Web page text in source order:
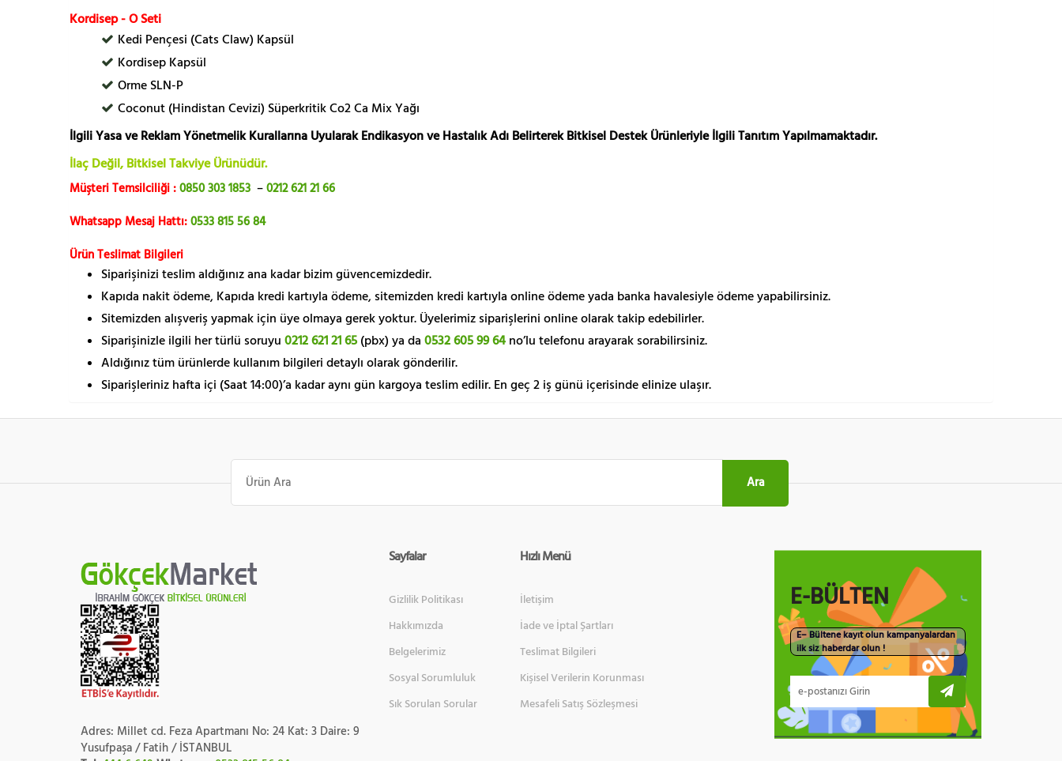
Kordisep - O Seti
Kedi Pençesi (Cats Claw) Kapsül
Kordisep Kapsül
Orme SLN-P
Coconut (Hindistan Cevizi) Süperkritik Co2 Ca Mix Yağı
İlgili Yasa ve Reklam Yönetmelik Kurallarına Uyularak Endikasyon ve Hastalık Adı Belirterek Bitkisel Destek Ürünleriyle İlgili Tanıtım Yapılmamaktadır.
İlaç Değil, Bitkisel Takviye Ürünüdür.
Müşteri Temsilciliği :0850 303 1853 –0212 621 21 66
Whatsapp Mesaj Hattı:0533 815 56 84
Ürün Teslimat Bilgileri
Siparişinizi teslim aldığınız ana kadar bizim güvencemizdedir.
Kapıda nakit ödeme, Kapıda kredi kartıyla ödeme, sitemizden kredi kartıyla online ödeme yada banka havalesiyle ödeme yapabilirsiniz.
Sitemizden alışveriş yapmak için üye olmaya gerek yoktur. Üyelerimiz siparişlerini online olarak takip edebilirler.
Siparişinizle ilgili her türlü soruyu 0212 621 21 65 (pbx) ya da 0532 605 99 64 no’lu telefonu arayarak sorabilirsiniz.
Aldığınız tüm ürünlerde kullanım bilgileri detaylı olarak gönderilir.
Siparişleriniz hafta içi (Saat 14:00)’a kadar aynı gün kargoya teslim edilir. En geç 2 iş günü içerisinde elinize ulaşır.
Ara:
Ara
Adres: Millet cd. Feza Apartmanı No: 24 Kat: 3 Daire: 9
Yusufpaşa / Fatih / İSTANBUL
Sayfalar
Gizlilik Politikası
Hakkımızda
Belgelerimiz
Sosyal Sorumluluk
Sık Sorulan Sorular
Hızlı Menü
İletişim
İade ve İptal Şartları
Teslimat Bilgileri
Kişisel Verilerin Korunması
Mesafeli Satış Sözleşmesi
E-BÜLTEN
E– Bültene kayıt olun kampanyalardan
ilk siz haberdar olun !